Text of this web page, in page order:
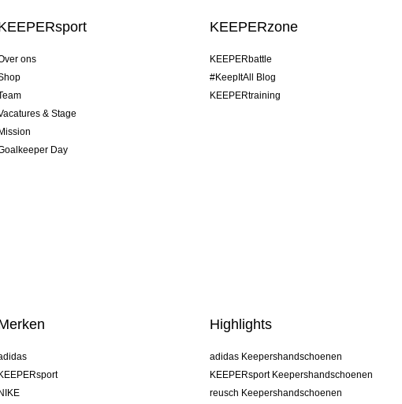
ons
& Stage
Mission
Day
KEEPERzone
KEEPERbattle
#KeepItAll Blog
KEEPERtraining
KEEPERsport
NIKE
Highlights
adidas Keepershandschoenen
KEEPERsport Keepershandschoenen
reusch Keepershandschoenen